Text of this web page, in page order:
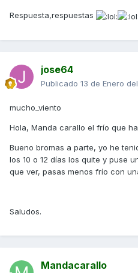
Respuesta,respuestas
jose64
Publicado 13 de Enero
mucho_viento
Hola, Manda carallo el frío que
Bueno bromas a parte, yo he
los 10 o 12 días los quite y puse
que ver, pasas menos frío con
Saludos.
Mandacarallo